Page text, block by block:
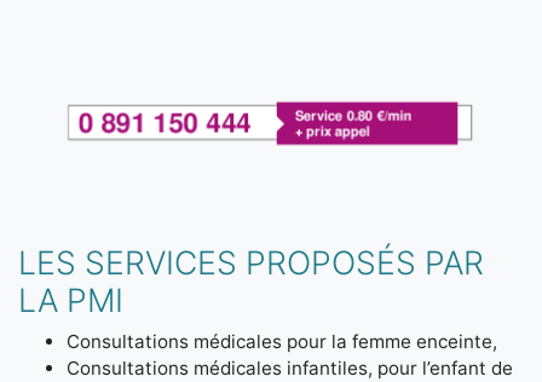
LES SERVICES PROPOSÉS PAR
LA PMI
Consultations médicales pour la femme enceinte,
Consultations médicales infantiles, pour l’enfant de